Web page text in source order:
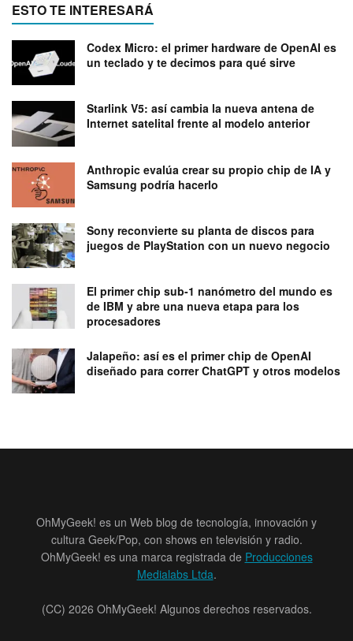
ESTO TE INTERESARÁ
Codex Micro: el primer hardware de OpenAI es
un teclado y te decimos para qué sirve
Starlink V5: así cambia la nueva antena de
Internet satelital frente al modelo anterior
Anthropic evalúa crear su propio chip de IA y
Samsung podría hacerlo
Sony reconvierte su planta de discos para
juegos de PlayStation con un nuevo negocio
El primer chip sub-1 nanómetro del mundo es
de IBM y abre una nueva etapa para los
procesadores
Jalapeño: así es el primer chip de OpenAI
diseñado para correr ChatGPT y otros modelos
OhMyGeek! es un Web blog de tecnología, innovación y
cultura Geek/Pop, con shows en televisión y radio.
OhMyGeek! es una marca registrada de Producciones
Medialabs Ltda.
(CC) 2026 OhMyGeek! Algunos derechos reservados.